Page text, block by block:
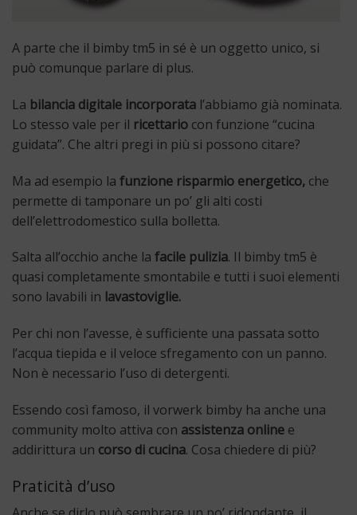
A parte che il bimby tm5 in sé è un oggetto unico, si
può comunque parlare di plus.
La bilancia digitale incorporata l’abbiamo già nominata.
Lo stesso vale per il ricettario con funzione “cucina
guidata”. Che altri pregi in più si possono citare?
Ma ad esempio la funzione risparmio energetico, che
permette di tamponare un po’ gli alti costi
dell’elettrodomestico sulla bolletta.
Salta all’occhio anche la facile pulizia. Il bimby tm5 è
quasi completamente smontabile e tutti i suoi elementi
sono lavabili in lavastoviglie.
Per chi non l’avesse, è sufficiente una passata sotto
l’acqua tiepida e il veloce sfregamento con un panno.
Non è necessario l’uso di detergenti.
Essendo così famoso, il vorwerk bimby ha anche una
community molto attiva con assistenza online e
addirittura un corso di cucina. Cosa chiedere di più?
Praticità d’uso